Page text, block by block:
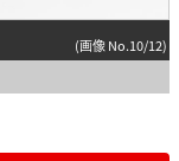
(画像 No.10/12)